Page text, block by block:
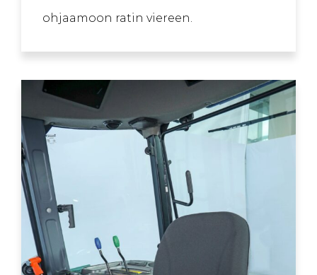
ohjaamoon ratin viereen.